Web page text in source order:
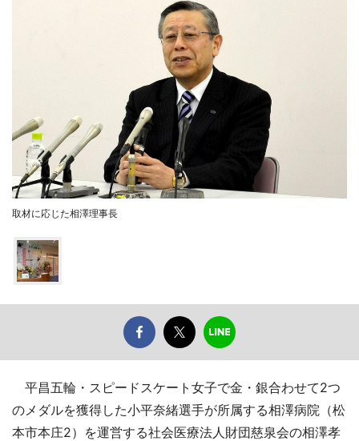
取材に応じた相澤理事長
平昌五輪・スピードスケート女子で金・銀合わせて2つ
のメダルを獲得した小平奈緒選手が所属する相澤病院（松
本市本庄2）を運営する社会医療法人財団慈泉会の相澤孝